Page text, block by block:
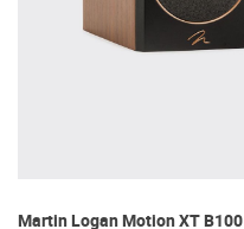
Martin Logan Motion XT B100